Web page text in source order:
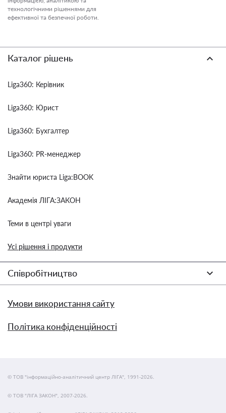
технологічними рішеннями для
ефективної та безпечної роботи.
Каталог рішень
Liga360: Керівник
Liga360: Юрист
Liga360: Бухгалтер
Liga360: PR-менеджер
Знайти юриста Liga:BOOK
Академія ЛІГА:ЗАКОН
Теми в центрі уваги
Усі рішення і продукти
Співробітництво
Умови використання сайту
Політика конфіденційності
© ТОВ "інформаційно-аналітичний центр ЛІГА", 1991-2026.
© ТОВ "ЛІГА ЗАКОН", 2007-2026.